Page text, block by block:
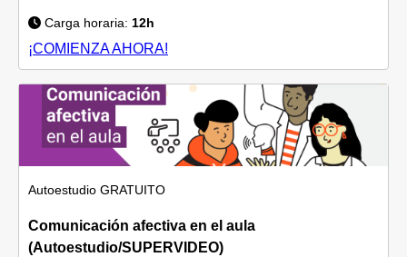
Carga horaria: 12h
¡COMIENZA AHORA!
Autoestudio GRATUITO
Comunicación afectiva en el aula
(Autoestudio/SUPERVIDEO)